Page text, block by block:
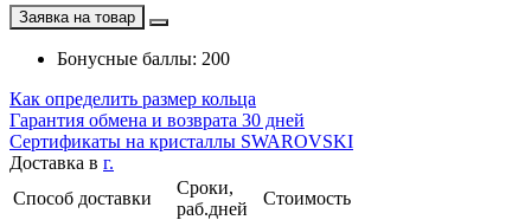
Заявка на товар
Бонусные баллы: 200
Как определить размер кольца
Гарантия обмена и возврата 30 дней
Сертификаты на кристаллы SWAROVSKI
Доставка в г.
Способ доставки
Сроки,
раб.дней
Стоимость